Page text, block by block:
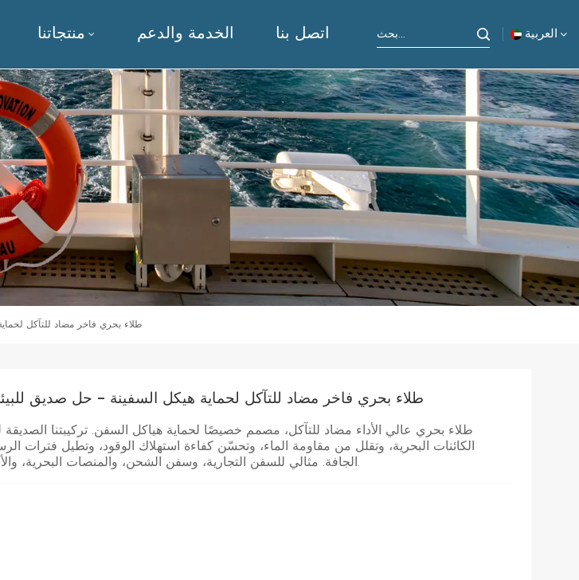
منتجاتنا الخدمة والدعم اتصل بنا العربية
English
русский
español
Indonesia
العربية
طلاء بحري فاخر مضاد للتآكل
طلاء بحري فاخر مضاد للتآكل لحماية هيكل السفينة - حل صديق
طلاء بحري عالي الأداء مضاد للتآكل، مصمم خصيصًا لحماية هياكل السفن. تركيبتنا الصديقة
الكائنات البحرية، وتقلل من مقاومة الماء، وتحسّن كفاءة استهلاك الوقود، وتطيل فترات
الجافة. مثالي للسفن التجارية، وسفن الشحن، والمنصات البحرية، والأساطيل البحرية.